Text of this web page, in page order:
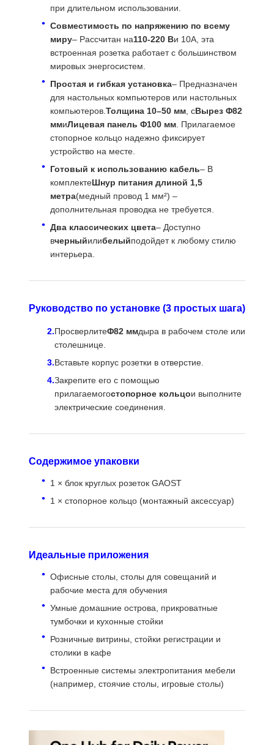
Все Случаи Blog
Побеседуйте
настольная силовая втулка
Вытягиваемый розетка
Электрическая розетка для конференц-зала
Поп-ап сокет
Сдвижная розетка
Розетка с зажимом для стола
Аудиовизуальный бокс
Загруженная линия питания
при длительном использовании.
Совместимость по напряжению по всему
миру– Рассчитан на110‑220 Ви 10А, эта
встроенная розетка работает с большинством
мировых энергосистем.
Простая и гибкая установка– Предназначен
для настольных компьютеров или настольных
компьютеров. Толщина 10–50 мм, сВырез Φ82
ммиЛицевая панель Φ100 мм. Прилагаемое
стопорное кольцо надежно фиксирует
устройство на месте.
Готовый к использованию кабель– В
комплектеШнур питания длиной 1,5
метра(медный провод 1 мм²) –
дополнительная проводка не требуется.
Два классических цвета– Доступно
вчерныйилибелыйподойдет к любому стилю
интерьера.
Руководство по установке (3 простых шага)
ПросверлитеΦ82 ммдыра в рабочем столе или
столешнице.
Вставьте корпус розетки в отверстие.
Закрепите его с помощью
прилагаемогостопорное кольцои выполните
электрические соединения.
Содержимое упаковки
1 × блок круглых розеток GAOST
1 × стопорное кольцо (монтажный аксессуар)
Идеальные приложения
Офисные столы, столы для совещаний и
рабочие места для обучения
Умные домашние острова, прикроватные
тумбочки и кухонные стойки
Розничные витрины, стойки регистрации и
столики в кафе
Встроенные системы электропитания мебели
(например, стоячие столы, игровые столы)